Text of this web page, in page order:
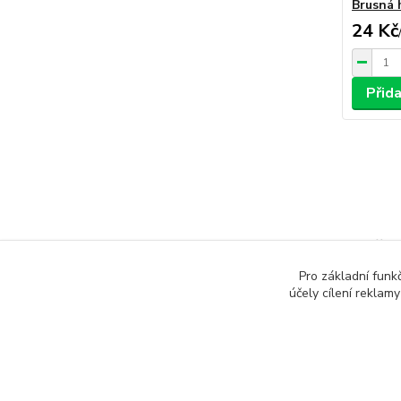
Brusná
24 Kč/
Zboží
RC
Pro základní
účely cílení